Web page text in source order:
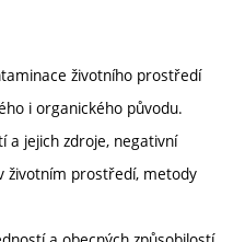
životního prostředí
i organického původu.
a jejich zdroje, negativní
životním prostředí, metody